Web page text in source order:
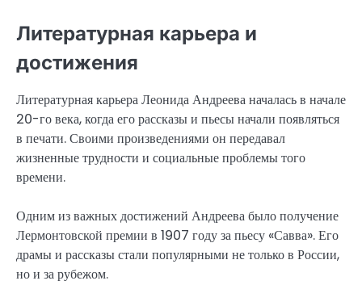
Литературная карьера и
достижения
Литературная карьера Леонида Андреева началась в начале
20-го века, когда его рассказы и пьесы начали появляться
в печати. Своими произведениями он передавал
жизненные трудности и социальные проблемы того
времени.
Одним из важных достижений Андреева было получение
Лермонтовской премии в 1907 году за пьесу «Савва». Его
драмы и рассказы стали популярными не только в России,
но и за рубежом.